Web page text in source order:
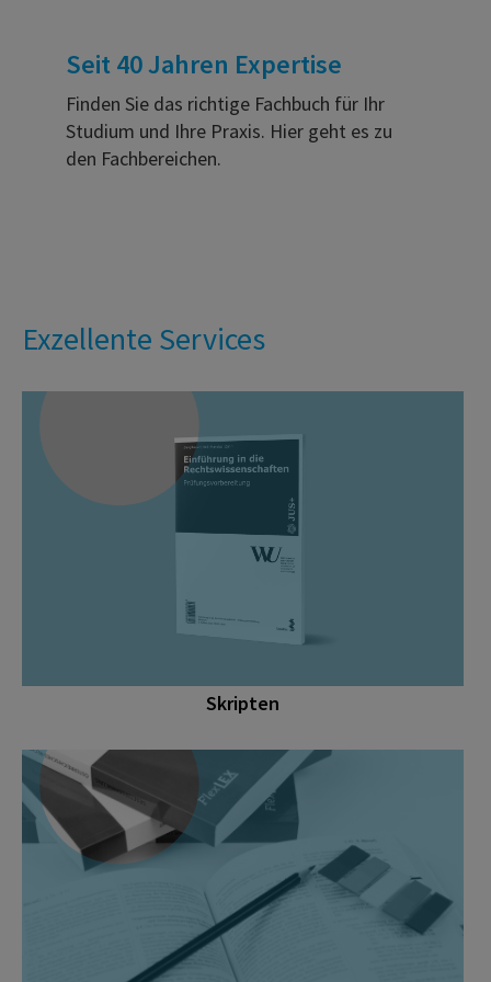
Seit 40 Jahren Expertise
Finden Sie das richtige Fachbuch für Ihr
Studium und Ihre Praxis. Hier geht es zu
den Fachbereichen.
Exzellente Services
Skripten